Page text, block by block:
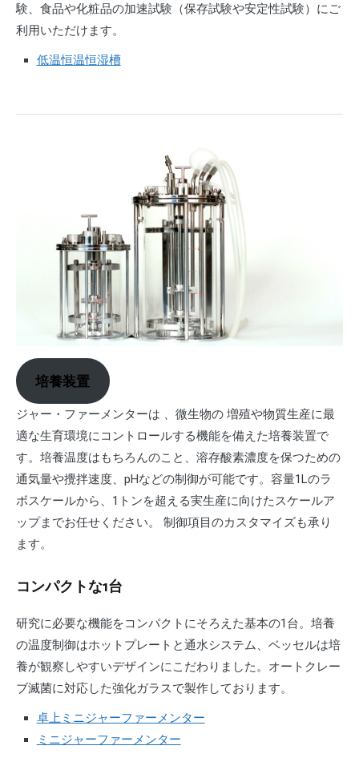
験、食品や化粧品の加速試験（保存試験や安定性試験）にご
利用いただけます。
低温恒温恒湿槽
培養装置
ジャー・ファーメンターは 、微生物の 増殖や物質生産に最
適な生育環境にコントロールする機能を備えた培養装置で
す。培養温度はもちろんのこと、溶存酸素濃度を保つための
通気量や攪拌速度、pHなどの制御が可能です。容量1Lのラ
ボスケールから、1トンを超える実生産に向けたスケールア
ップまでお任せください。 制御項目のカスタマイズも承り
ます。
コンパクトな1台
研究に必要な機能をコンパクトにそろえた基本の1台。培養
の温度制御はホットプレートと通水システム、ベッセルは培
養が観察しやすいデザインにこだわりました。オートクレー
ブ滅菌に対応した強化ガラスで製作しております。
卓上ミニジャーファーメンター
ミニジャーファーメンター